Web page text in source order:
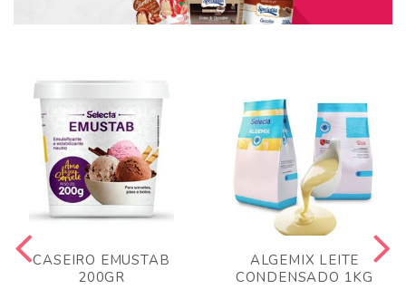
CASEIRO EMUSTAB
200GR
ALGEMIX LEITE
CONDENSADO 1KG